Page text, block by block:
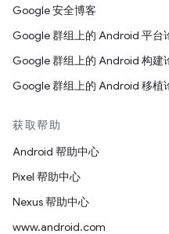
Google 安全博客
Google 群组上的 Android 平台
Google 群组上的 Android 构建
Google 群组上的 Android 移植
获取帮助
Android 帮助中心
Pixel 帮助中心
Nexus 帮助中心
www.android.com